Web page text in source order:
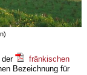
der
fränkischen
Bezeichnung für